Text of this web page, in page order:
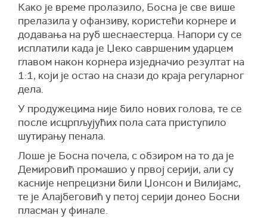
Како је време пролазило, Босна је све више
прелазила у офанзиву, користећи корнере и
додавања на руб шеснаестерца. Напори су се
исплатили када је Џеко савршеним ударцем
главом након корнера изједначио резултат на
1:1, који је остао на снази до краја регуларног
дела.
У продужецима није било нових голова, те се
после исцрпљујућих пола сата приступило
шутирању пенала.
Лоше је Босна почела, с обзиром на то да је
Демировић промашио у првој серији, али су
касније непрецизни били Џонсон и Вилијамс,
те је Алајбеговић у петој серији донео Босни
пласман у финале.